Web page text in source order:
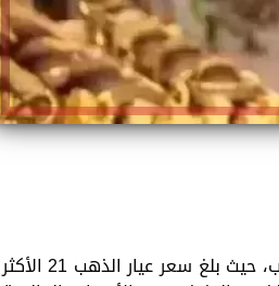
سجّلت أسعار الذهب اليوم، الخميس الموافق 5-12-2024، حالة من التذبذب، حيث بلغ سعر عيار الذهب 21 الأكثر